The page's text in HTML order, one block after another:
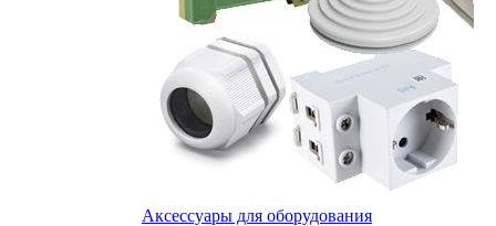
Аксессуары для оборудования